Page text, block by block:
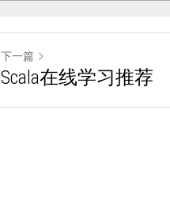
下一篇
Scala在线学习推荐